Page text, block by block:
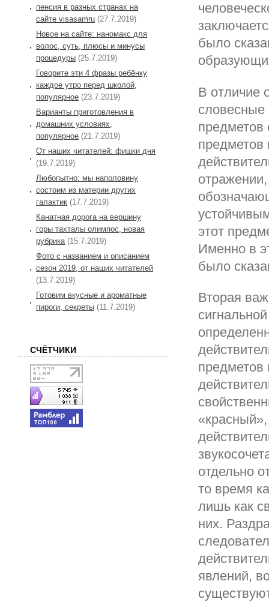
было
В отличие
словесные
предметов
предметов
этот
Именно в
было
Вторая
предметов
отдельно
то время
лишь как
них.
явлений,
пенсия в разных странах на
сайте visasamru (27.7.2019)
Новое на сайте: наномакс для
волос, суть, плюсы и минусы
процедуры (25.7.2019)
Говорите эти 4 фразы ребёнку
каждое утро перед школой,
популярное (23.7.2019)
Варианты приготовления в
домашних условиях,
популярное (21.7.2019)
От наших читателей: фишки дня
(19.7.2019)
Любопытно: мы наполовину
состоим из материи других
галактик (17.7.2019)
Канатная дорога на вершину
горы тахталы олимпос, новая
рубрика (15.7.2019)
Фото с названием и описанием
сезон 2019, от наших читателей
(13.7.2019)
Готовим вкусные и ароматные
пироги, секреты (11.7.2019)
СЧЁТЧИКИ